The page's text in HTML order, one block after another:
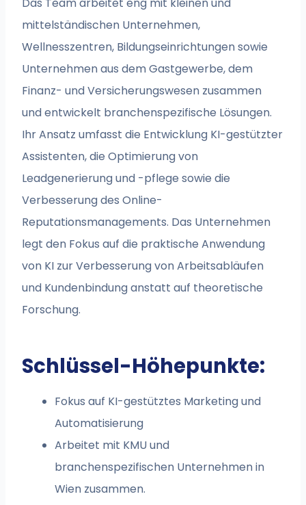
Das Team arbeitet eng mit kleinen und
mittelständischen Unternehmen,
Wellnesszentren, Bildungseinrichtungen sowie
Unternehmen aus dem Gastgewerbe, dem
Finanz- und Versicherungswesen zusammen
und entwickelt branchenspezifische Lösungen.
Ihr Ansatz umfasst die Entwicklung KI-gestützter
Assistenten, die Optimierung von
Leadgenerierung und -pflege sowie die
Verbesserung des Online-
Reputationsmanagements. Das Unternehmen
legt den Fokus auf die praktische Anwendung
von KI zur Verbesserung von Arbeitsabläufen
und Kundenbindung anstatt auf theoretische
Forschung.
Schlüssel-Höhepunkte:
Fokus auf KI-gestütztes Marketing und
Automatisierung
Arbeitet mit KMU und
branchenspezifischen Unternehmen in
Wien zusammen.